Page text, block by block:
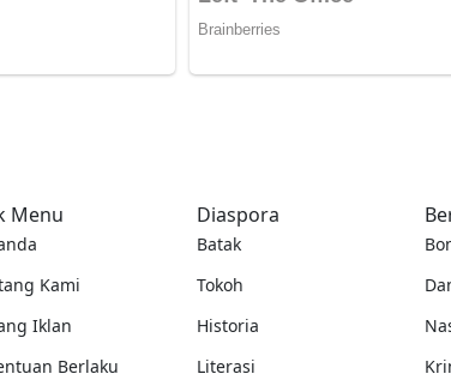
Menu
Kami
Iklan
Berlaku
Diaspora
Batak
Tokoh
Historia
Literasi